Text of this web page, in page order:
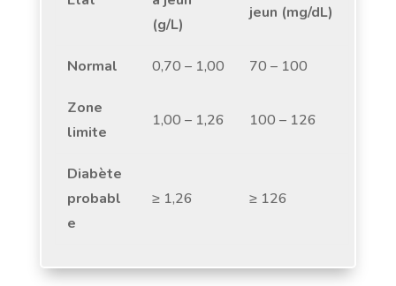
(g/L)
jeun (mg/dL)
Normal 0,70 – 1,00 70 – 100
Zone
limite
1,00 – 1,26 100 – 126
Diabète
probabl
e
≥ 1,26 ≥ 126